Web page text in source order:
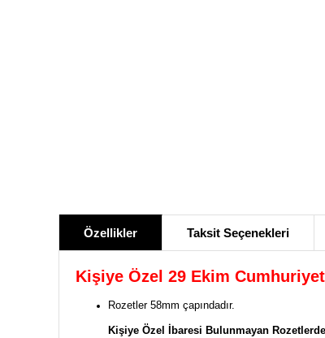
Özellikler Taksit Seçenekleri
Kişiye Özel 29 Ekim
Rozetler 58mm çapındadır.
Kişiye Özel İbaresi Bulunmayan